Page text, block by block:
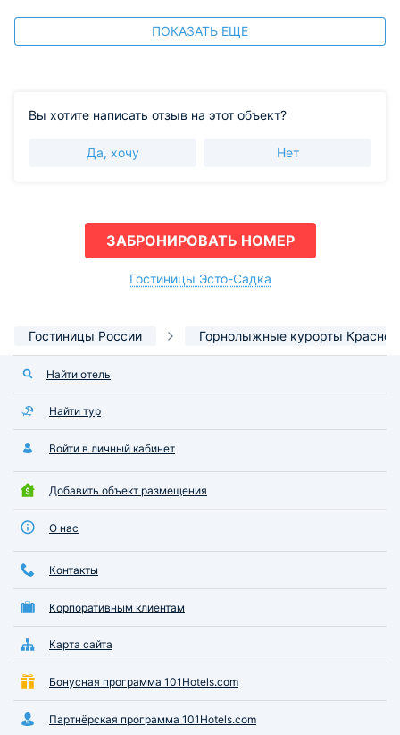
ПОКАЗАТЬ ЕЩЕ
Вы хотите написать отзыв на этот объект?
Да, хочу Нет
ЗАБРОНИРОВАТЬ НОМЕР
Гостиницы Эсто-Садка
Гостиницы России Горнолыжные курорты
Найти отель
Найти тур
Войти в личный кабинет
Добавить объект размещения
О нас
Контакты
Корпоративным клиентам
Карта сайта
Бонусная программа 101Hotels.com
Партнёрская программа 101Hotels.com